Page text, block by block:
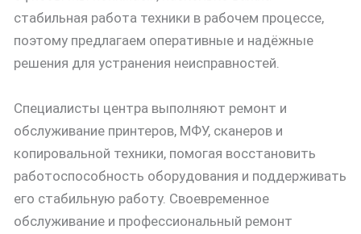
стабильная работа техники в рабочем процессе,
поэтому предлагаем оперативные и надёжные
решения для устранения неисправностей.
Специалисты центра выполняют ремонт и
обслуживание принтеров, МФУ, сканеров и
копировальной техники, помогая восстановить
работоспособность оборудования и поддерживать
его стабильную работу. Своевременное
обслуживание и профессиональный ремонт